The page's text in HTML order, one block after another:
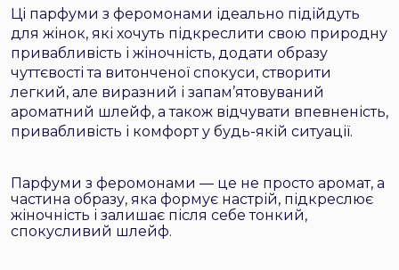
Ці парфуми з феромонами ідеально підійдуть
для жінок, які хочуть підкреслити свою природну
привабливість і жіночність, додати образу
чуттєвості та витонченої спокуси, створити
легкий, але виразний і запам’ятовуваний
ароматний шлейф, а також відчувати впевненість,
привабливість і комфорт у будь-якій ситуації.
Парфуми з феромонами — це не просто аромат, а
частина образу, яка формує настрій, підкреслює
жіночність і залишає після себе тонкий,
спокусливий шлейф.